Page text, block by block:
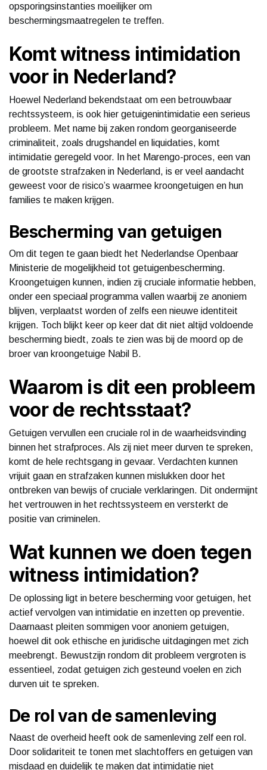
opsporingsinstanties moeilijker om
beschermingsmaatregelen te treffen.
Komt witness intimidation
voor in Nederland?
Hoewel Nederland bekendstaat om een betrouwbaar
rechtssysteem, is ook hier getuigenintimidatie een serieus
probleem. Met name bij zaken rondom georganiseerde
criminaliteit, zoals drugshandel en liquidaties, komt
intimidatie geregeld voor. In het Marengo-proces, een van
de grootste strafzaken in Nederland, is er veel aandacht
geweest voor de risico’s waarmee kroongetuigen en hun
families te maken krijgen.
Bescherming van getuigen
Om dit tegen te gaan biedt het Nederlandse Openbaar
Ministerie de mogelijkheid tot getuigenbescherming.
Kroongetuigen kunnen, indien zij cruciale informatie hebben,
onder een speciaal programma vallen waarbij ze anoniem
blijven, verplaatst worden of zelfs een nieuwe identiteit
krijgen. Toch blijkt keer op keer dat dit niet altijd voldoende
bescherming biedt, zoals te zien was bij de moord op de
broer van kroongetuige Nabil B.
Waarom is dit een probleem
voor de rechtsstaat?
Getuigen vervullen een cruciale rol in de waarheidsvinding
binnen het strafproces. Als zij niet meer durven te spreken,
komt de hele rechtsgang in gevaar. Verdachten kunnen
vrijuit gaan en strafzaken kunnen mislukken door het
ontbreken van bewijs of cruciale verklaringen. Dit ondermijnt
het vertrouwen in het rechtssysteem en versterkt de
positie van criminelen.
Wat kunnen we doen tegen
witness intimidation?
De oplossing ligt in betere bescherming voor getuigen, het
actief vervolgen van intimidatie en inzetten op preventie.
Daarnaast pleiten sommigen voor anoniem getuigen,
hoewel dit ook ethische en juridische uitdagingen met zich
meebrengt. Bewustzijn rondom dit probleem vergroten is
essentieel, zodat getuigen zich gesteund voelen en zich
durven uit te spreken.
De rol van de samenleving
Naast de overheid heeft ook de samenleving zelf een rol.
Door solidariteit te tonen met slachtoffers en getuigen van
misdaad en duidelijk te maken dat intimidatie niet